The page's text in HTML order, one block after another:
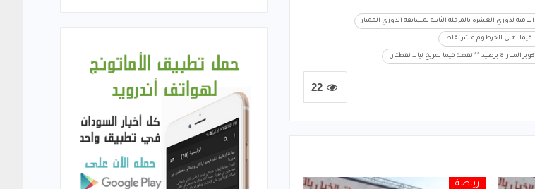
لدوري العشرة بالمرحلة الثانية لمسابقة الدوري الممتاز
اهلي الخرطوم عشر نقاط
برصيد 11 نقطة فيما لمريخ نيالا نقطتان
22
رياضة